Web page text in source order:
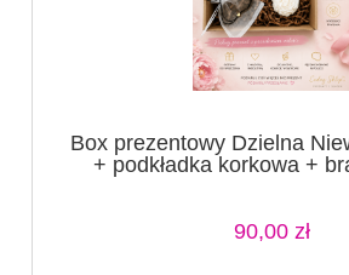
Box prezentowy Dzielna
+ podkładka korkowa +
90,00 zł